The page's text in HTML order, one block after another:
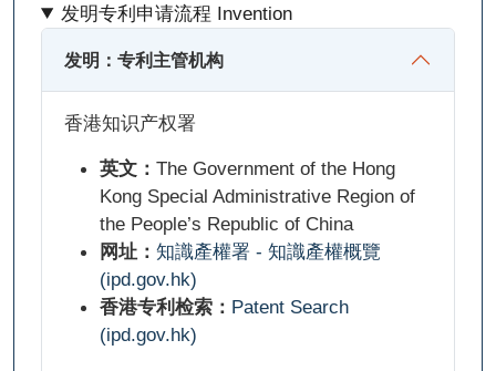
发明专利申请流程 Invention
发明：专利主管机构
香港知识产权署
英文： The Government of the Hong
Kong Special Administrative Region of
the People’s Republic of China
网址： 知識產權署 - 知識產權概覽
(ipd.gov.hk)
香港专利检索： Patent Search
(ipd.gov.hk)